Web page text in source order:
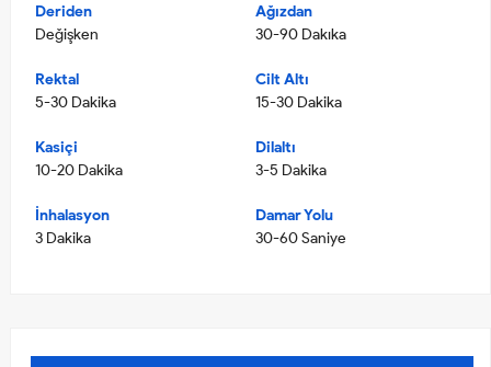
Deriden
Değişken
Ağızdan
30-90 Dakıka
Rektal
5-30 Dakika
Cilt Altı
15-30 Dakika
Kasiçi
10-20 Dakika
Dilaltı
3-5 Dakika
İnhalasyon
3 Dakika
Damar Yolu
30-60 Saniye